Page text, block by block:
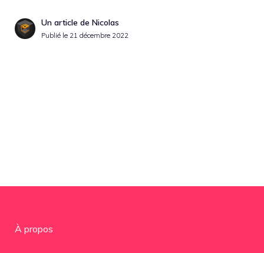
Un article de Nicolas
Publié le 21 décembre 2022
À propos